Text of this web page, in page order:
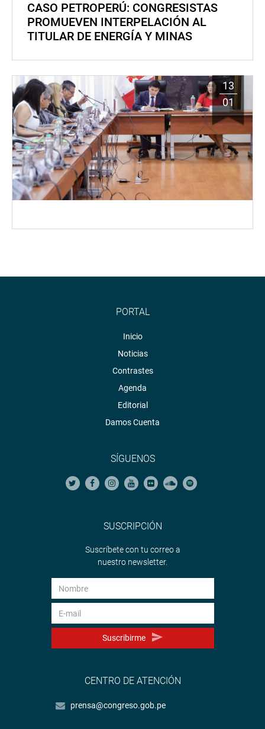
CASO PETROPERÚ: CONGRESISTAS
PROMUEVEN INTERPELACIÓN AL
TITULAR DE ENERGÍA Y MINAS
13
01
PORTAL
Inicio
Noticias
Contrastes
Agenda
Editorial
Damos Cuenta
SÍGUENOS
SUSCRIPCIÓN
Suscríbete con tu correo a
nuestro newsletter.
Suscribirme
CENTRO DE ATENCIÓN
prensa@congreso.gob.pe